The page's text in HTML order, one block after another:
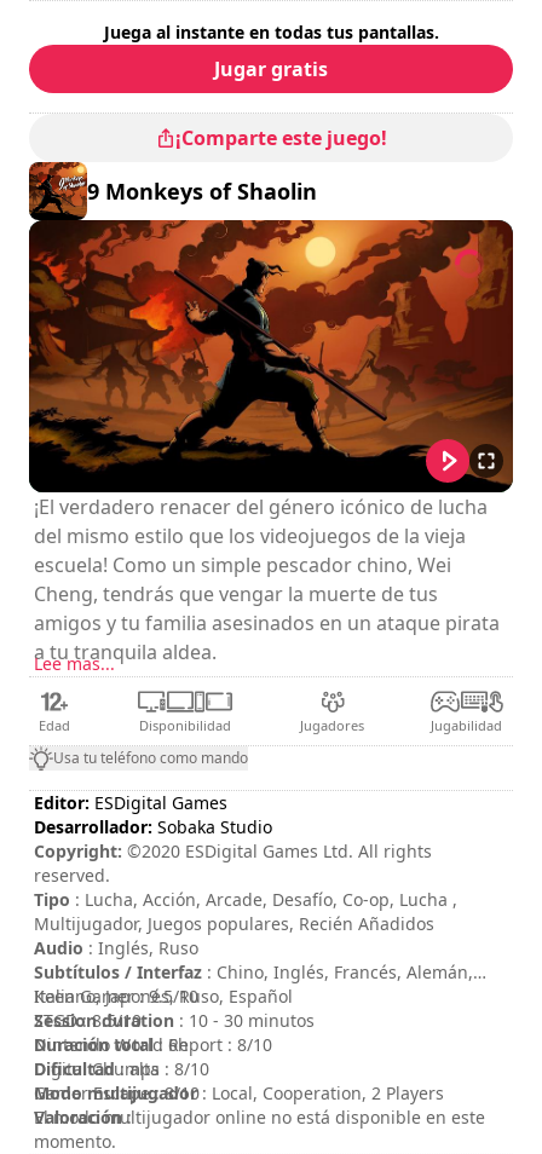
Juega al instante en todas tus pantallas.
Jugar gratis
¡Comparte este juego!
9 Monkeys of Shaolin
¡El verdadero renacer del género icónico de lucha
del mismo estilo que los videojuegos de la vieja
escuela! Como un simple pescador chino, Wei
Cheng, tendrás que vengar la muerte de tus
amigos y tu familia asesinados en un ataque pirata
a tu tranquila aldea.
Lee mas...
Edad Disponibilidad Jugadores Jugabilidad
Usa tu teléfono como mando
Editor: ESDigital Games
Desarrollador: Sobaka Studio
Copyright: ©2020 ESDigital Games Ltd. All rights
reserved.
Tipo : Lucha, Acción, Arcade, Desafío, Co-op, Lucha ,
Multijugador, Juegos populares, Recién Añadidos
Audio : Inglés, Ruso
Subtítulos / Interfaz : Chino, Inglés, Francés, Alemán,
Italiano, Japonés, Ruso, Español
Session duration : 10 - 30 minutos
Duración total: 6h
Dificultad: alta
Modo multijugador: Local, Cooperation, 2 Players
Valoración:
Keen Gamer : 9.5/10
ZTGD : 8.5/10
Nintendo World Report : 8/10
Digital Chumps : 8/10
Gamer Escape : 8/10
El modo multijugador online no está disponible en este
momento.